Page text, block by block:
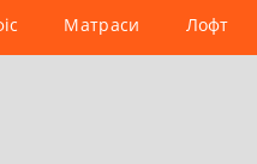
Матраси Лофт